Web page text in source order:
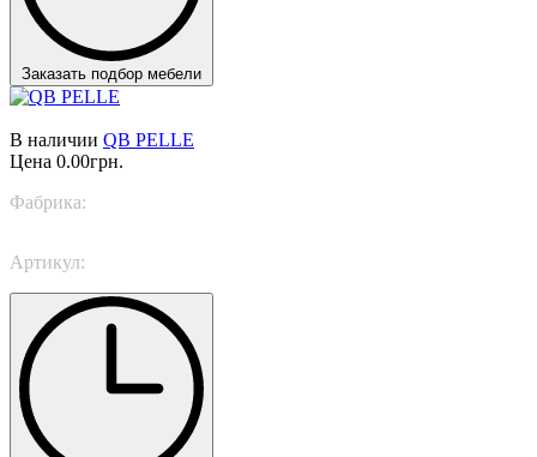
Заказать подбор мебели
В наличии QB PELLE
Цена 0.00грн.
Фабрика:
Артикул: